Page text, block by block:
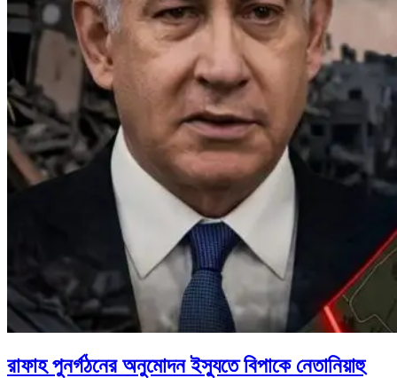
রাফাহ পুনর্গঠনের অনুমোদন ইস্যুতে বিপাকে নেতানিয়াহু